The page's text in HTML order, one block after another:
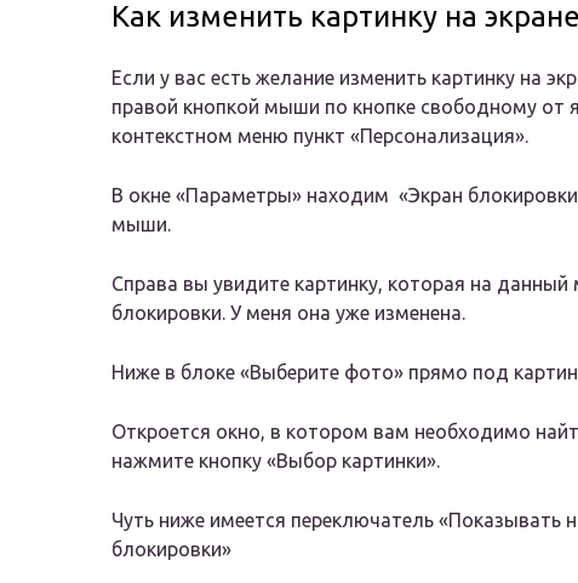
Как изменить картинку на
Если у вас есть желание изменить картинку на
правой кнопкой мыши по кнопке свободному от
контекстном меню пункт «Персонализация».
В окне «Параметры» находим «Экран
мыши.
Справа вы увидите картинку, которая на
блокировки. У меня она уже изменена.
Ниже в блоке «Выберите фото» прямо под
Откроется окно, в котором вам необходимо
нажмите кнопку «Выбор картинки».
Чуть ниже имеется переключатель «Показывать
блокировки»